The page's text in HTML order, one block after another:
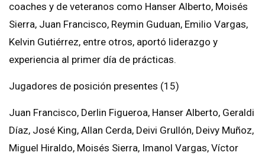
coaches y de veteranos como Hanser Alberto, Moisés
Sierra, Juan Francisco, Reymin Guduan, Emilio Vargas,
Kelvin Gutiérrez, entre otros, aportó liderazgo y
experiencia al primer día de prácticas.
Jugadores de posición presentes (15)
Juan Francisco, Derlin Figueroa, Hanser Alberto, Geraldi
Díaz, José King, Allan Cerda, Deivi Grullón, Deivy Muñoz,
Miguel Hiraldo, Moisés Sierra, Imanol Vargas, Víctor